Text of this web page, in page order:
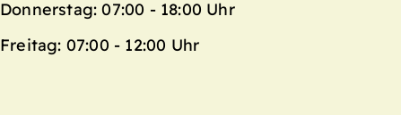
Donnerstag: 07:00 - 18:00 Uhr
Freitag: 07:00 - 12:00 Uhr